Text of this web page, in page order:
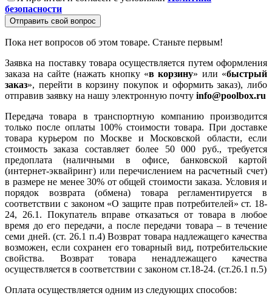
безопасности
Отправить свой вопрос
Пока нет вопросов об этом товаре. Станьте первым!
Заявка на поставку товара осуществляется путем оформления
заказа на сайте (нажать кнопку «в корзину» или «быстрый
заказ», перейти в корзину покупок и оформить заказ), либо
отправив заявку на нашу электронную почту info@poolbox.ru
Передача товара в транспортную компанию производится
только после оплаты 100% стоимости товара. При доставке
товара курьером по Москве и Московской области, если
стоимость заказа составляет более 50 000 руб., требуется
предоплата (наличными в офисе, банковской картой
(интернет-эквайринг) или перечислением на расчетный счет)
в размере не менее 30% от общей стоимости заказа. Условия и
порядок возврата (обмена) товара регламентируется в
соответствии с законом «О защите прав потребителей» ст. 18-
24, 26.1. Покупатель вправе отказаться от товара в любое
время до его передачи, а после передачи товара – в течение
семи дней. (ст. 26.1 п.4) Возврат товара надлежащего качества
возможен, если сохранен его товарный вид, потребительские
свойства. Возврат товара ненадлежащего качества
осуществляется в соответствии с законом ст.18-24. (ст.26.1 п.5)
Оплата осуществляется одним из следующих способов: